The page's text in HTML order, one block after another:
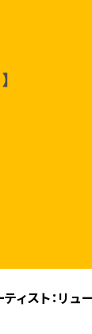
ィスト：リュ